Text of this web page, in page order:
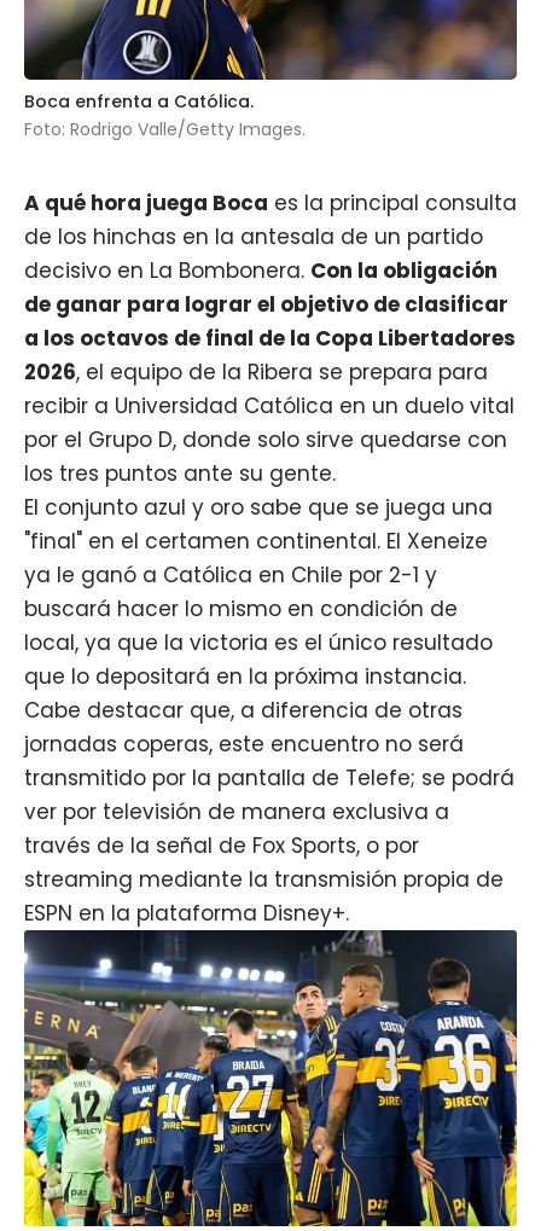
Boca enfrenta a Católica.
Foto: Rodrigo Valle/Getty Images.
A qué hora juega Boca es la principal consulta
de los hinchas en la antesala de un partido
decisivo en La Bombonera. Con la obligación
de ganar para lograr el objetivo de clasificar
a los octavos de final de la Copa Libertadores
2026, el equipo de la Ribera se prepara para
recibir a Universidad Católica en un duelo vital
por el Grupo D, donde solo sirve quedarse con
los tres puntos ante su gente.
El conjunto azul y oro sabe que se juega una
"final" en el certamen continental. El Xeneize
ya le ganó a Católica en Chile por 2-1 y
buscará hacer lo mismo en condición de
local, ya que la victoria es el único resultado
que lo depositará en la próxima instancia.
Cabe destacar que, a diferencia de otras
jornadas coperas, este encuentro no será
transmitido por la pantalla de Telefe; se podrá
ver por televisión de manera exclusiva a
través de la señal de Fox Sports, o por
streaming mediante la transmisión propia de
ESPN en la plataforma Disney+.